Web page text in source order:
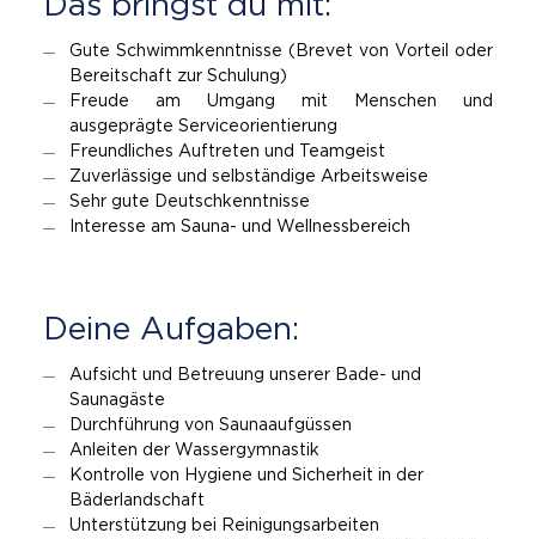
Gute Schwimmkenntnisse (Brevet von Vorteil oder
Bereitschaft zur Schulung)
Freude am Umgang mit Menschen und
ausgeprägte Serviceorientierung
Freundliches Auftreten und Teamgeist
Zuverlässige und selbständige Arbeitsweise
Sehr gute Deutschkenntnisse
Interesse am Sauna- und Wellnessbereich
Dei­ne Auf­ga­ben:
Aufsicht und Betreuung unserer Bade- und
Saunagäste
Durchführung von Saunaaufgüssen
Anleiten der Wassergymnastik
Kontrolle von Hygiene und Sicherheit in der
Bäderlandschaft
Unterstützung bei Reinigungsarbeiten